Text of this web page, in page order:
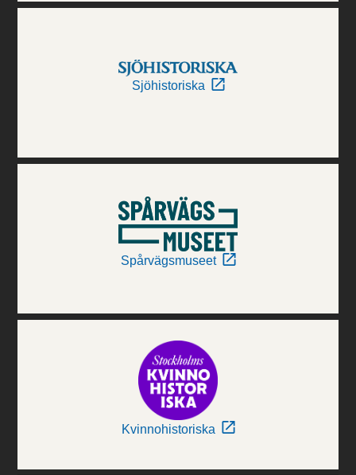
Sjöhistoriska
Spårvägsmuseet
Kvinnohistoriska